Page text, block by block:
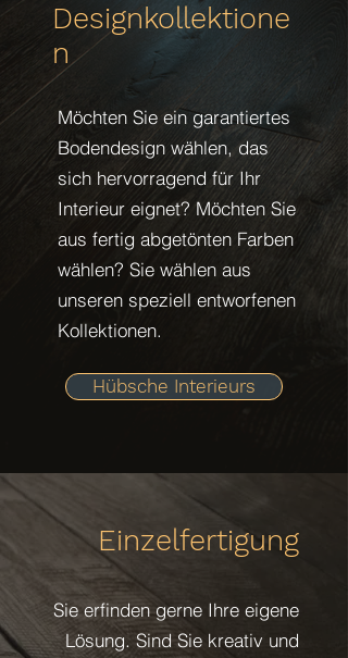
Designkollektione
n
Möchten Sie ein garantiertes
Bodendesign wählen, das
sich hervorragend für Ihr
Interieur eignet? Möchten Sie
aus fertig abgetönten Farben
wählen? Sie wählen aus
unseren speziell entworfenen
Kollektionen.
Hübsche Interieurs
Einzelfertigung
Sie erfinden gerne Ihre eigene
Lösung. Sind Sie kreativ und